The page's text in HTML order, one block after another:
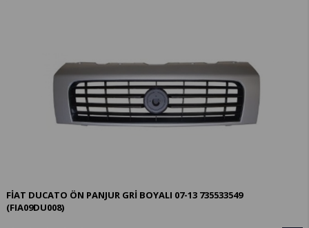
FİAT DUCATO ÖN PANJUR GRİ BOYALI 07-13 735533549
(FIA09DU008)